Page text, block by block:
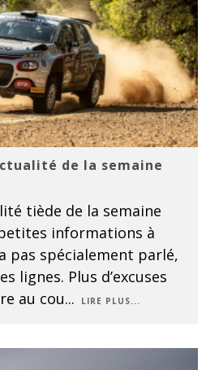
de la semaine
tiède de la semaine
informations à
pas spécialement parlé,
lignes. Plus d’excuses
au cou... LIRE PLUS...